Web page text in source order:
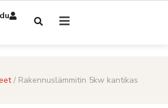
/ Rakennuslämmitin 5kw kantikas